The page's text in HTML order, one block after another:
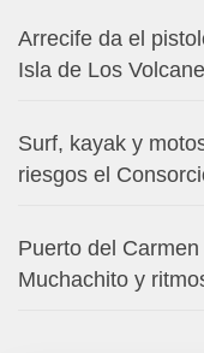
Arrecife da el
Isla de Los
Surf, kayak y
riesgos el
Puerto del
Muchachito y